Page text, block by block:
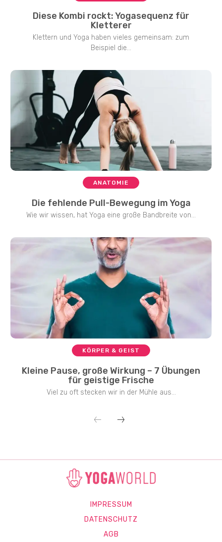
Diese Kombi rockt: Yogasequenz für
Kletterer
Klettern und Yoga haben vieles gemeinsam: zum
Beispiel die...
ANATOMIE
Die fehlende Pull-Bewegung im Yoga
Wie wir wissen, hat Yoga eine große Bandbreite von...
KÖRPER & GEIST
Kleine Pause, große Wirkung – 7 Übungen
für geistige Frische
Viel zu oft stecken wir in der Mühle aus...
IMPRESSUM
DATENSCHUTZ
AGB